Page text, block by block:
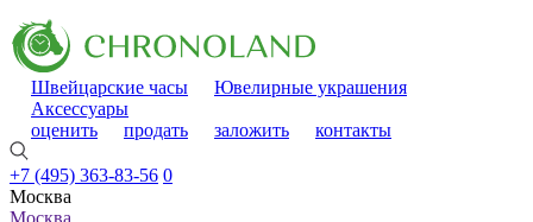
Швейцарские часы
Ювелирные украшения
Аксессуары
оценить
продать заложить контакты
+7 (495) 363-83-56 0
Москва
Москва